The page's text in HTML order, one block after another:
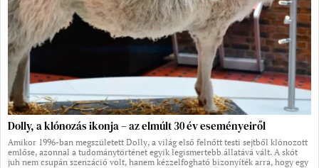
Dolly, a klónozás ikonja – az elmúlt 30 év eseményeiről
Amikor 1996-ban megszületett Dolly, a világ első felnőtt testi sejtből klónozott
emlőse, azonnal a tudománytörténet egyik legismertebb állatává vált. A skót
juh nem csupán szenzáció volt, hanem kézzelfogható bizonyíték arra, hogy egy